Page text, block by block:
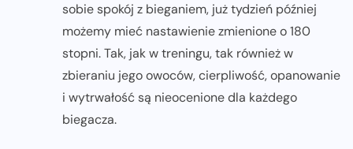
sobie spokój z bieganiem, już tydzień później
możemy mieć nastawienie zmienione o 180
stopni. Tak, jak w treningu, tak również w
zbieraniu jego owoców, cierpliwość, opanowanie
i wytrwałość są nieocenione dla każdego
biegacza.